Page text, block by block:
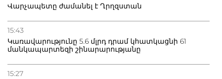
Վարչապետը ժամանել է Ղրղզստան
15:43
Կառավարությունը 5.6 մլրդ դրամ կհատկացնի 61
մանկապարտեզի շինարարությանը
15:27